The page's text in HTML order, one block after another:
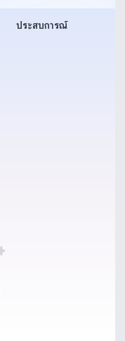
ประสบการณ์